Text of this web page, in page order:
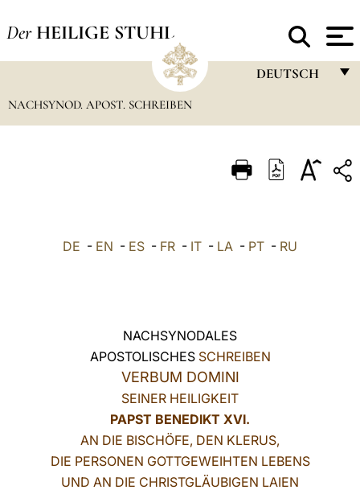
Der HEILIGE STUHL
DEUTSCH
ITALIANO
中文
NACHSYNOD. APOST. SCHREIBEN
DE - EN - ES - FR - IT - LA - PT - RU
NACHSYNODALES
APOSTOLISCHESSCHREIBEN
VERBUM DOMINI
SEINER HEILIGKEIT
PAPST BENEDIKT XVI.
AN DIE BISCHÖFE, DEN KLERUS,
DIE PERSONEN GOTTGEWEIHTEN LEBENS
UND AN DIE CHRISTGLÄUBIGEN LAIEN